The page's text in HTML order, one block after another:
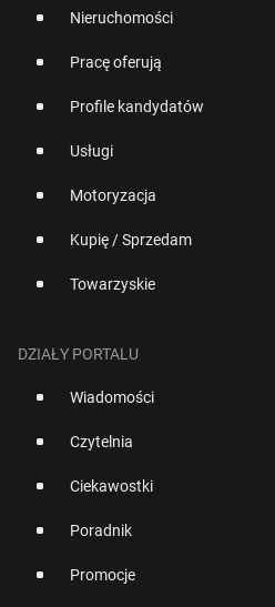
Nieruchomości
Pracę oferują
Profile kandydatów
Usługi
Motoryzacja
Kupię / Sprzedam
Towarzyskie
DZIAŁY PORTALU
Wiadomości
Czytelnia
Ciekawostki
Poradnik
Promocje